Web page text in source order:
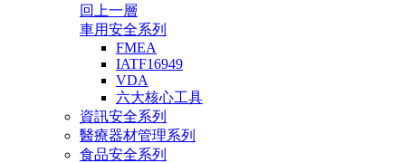
回上一層
車用安全系列
FMEA
IATF16949
VDA
六大核心工具
資訊安全系列
醫療器材管理系列
食品安全系列